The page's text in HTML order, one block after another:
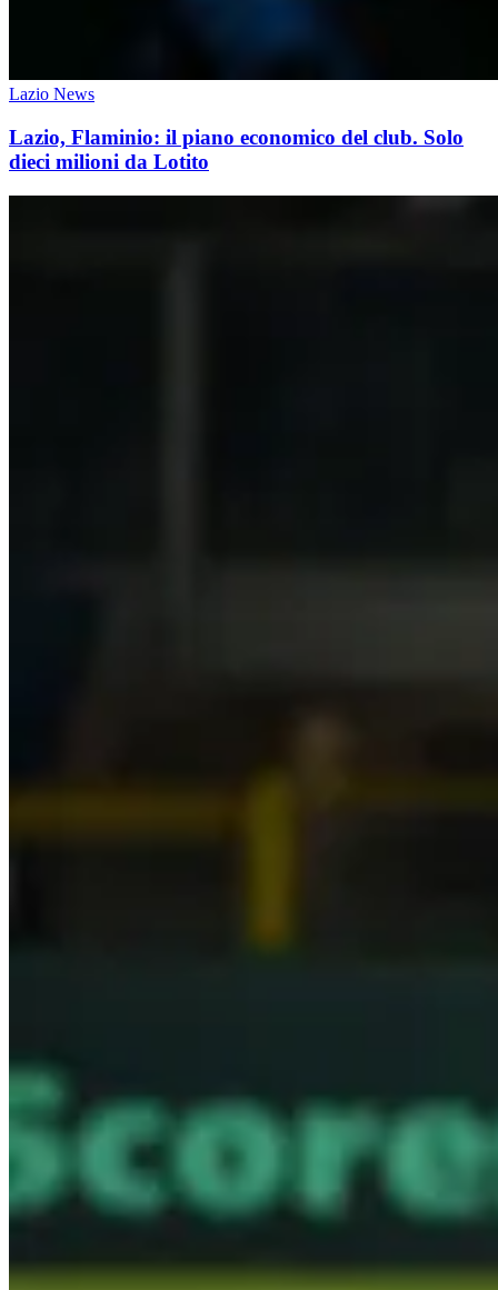
Lazio News
Lazio, Flaminio: il piano economico del club. Solo
dieci milioni da Lotito